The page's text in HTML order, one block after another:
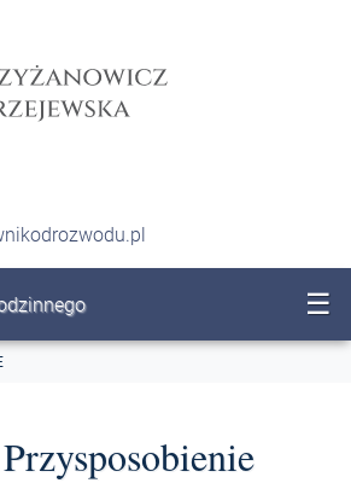
☰
Przysposobienie